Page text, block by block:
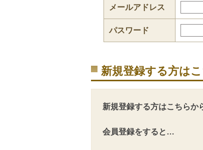
メールアドレス
パスワード
新規登録する方は
新規登録する方はこちらか
会員登録をすると…